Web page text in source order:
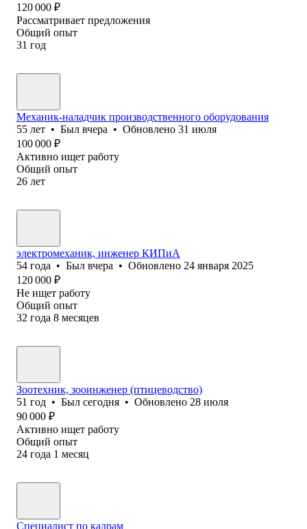
120 000 ₽
Рассматривает предложения
Общий опыт
31 год
Механик-наладчик производственного оборудования
55 лет • Был вчера • Обновлено 31 июля
100 000 ₽
Активно ищет работу
Общий опыт
26 лет
электромеханик, инженер КИПиА
54 года • Был вчера • Обновлено 24 января 2025
120 000 ₽
Не ищет работу
Общий опыт
32 года 8 месяцев
Зоотехник, зооинженер (птицеводство)
51 год • Был сегодня • Обновлено 28 июля
90 000 ₽
Активно ищет работу
Общий опыт
24 года 1 месяц
Специалист по кадрам